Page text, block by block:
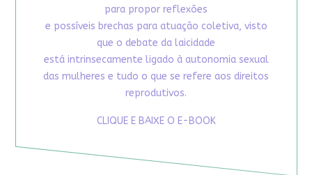
para propor reflexões
e possíveis brechas para atuação coletiva, visto
que o debate da laicidade
está intrinsecamente ligado à autonomia sexual
das mulheres e tudo o que se refere aos direitos
reprodutivos.
CLIQUE E BAIXE O E-BOOK